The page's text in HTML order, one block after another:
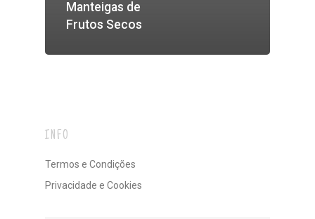
Manteigas de
Frutos Secos
INFO
Termos e Condições
Privacidade e Cookies